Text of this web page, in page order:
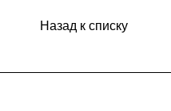
Назад к списку